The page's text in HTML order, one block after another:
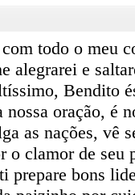
todo o meu
alegrarei e
Bendito
oração, é
as nações, vê
o clamor de seu
prepare bons